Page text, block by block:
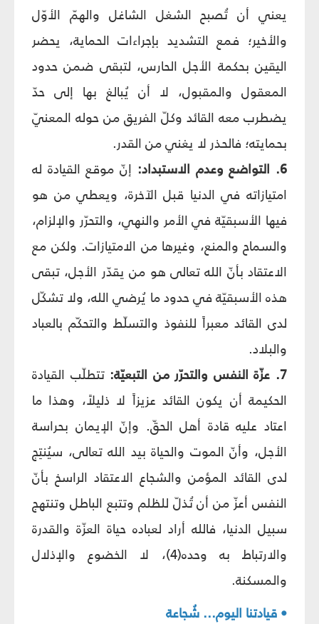
يعني أن تُصبح الشغل الشاغل والهمّ الأوّل
والأخير؛ فمع التشديد بإجراءات الحماية، يحضر
اليقين بحكمة الأجل الحارس، لتبقى ضمن حدود
المعقول والمقبول، لا أن يُبالغ بها إلى حدّ
يضطرب معه القائد وكلّ الفريق من حوله المعنيّ
بحمايته؛ فالحذر لا يغني من القدر.
6. التواضع وعدم الاستبداد:
إنّ موقع القيادة له
امتيازاته في الدنيا قبل الآخرة، ويعطي من هو
فيها الأسبقيّة في الأمر والنهي، والتحرّر والإلزام،
والسماح والمنع، وغيرها من الامتيازات. ولكن مع
الاعتقاد بأنّ الله تعالى هو من يقدّر الأجل، تبقى
هذه الأسبقيّة في حدود ما يُرضي الله، ولا تشكّل
لدى القائد معبراً للنفوذ والتسلّط والتحكّم بالعباد
والبلاد.
7. عزّة النفس والتحرّر من التبعيّة:
تتطلّب القيادة
الحكيمة أن يكون القائد عزيزاً لا ذليلاً، وهذا ما
اعتاد عليه قادة أهل الحقّ. وإنّ الإيمان بحراسة
الأجل، وأنّ الموت والحياة بيد الله تعالى، سيُنتِج
لدى القائد المؤمن والشجاع الاعتقاد الراسخ بأنّ
النفس أعزّ من أن تُذلّ للظلم وتتبع الباطل وتنتهج
سبيل الدنيا، فالله أراد لعباده حياة العزّة والقدرة
والارتباط به وحده(4)، لا الخضوع والإذلال
والمسكنة.
• قيادتنا اليوم... شُجاعة